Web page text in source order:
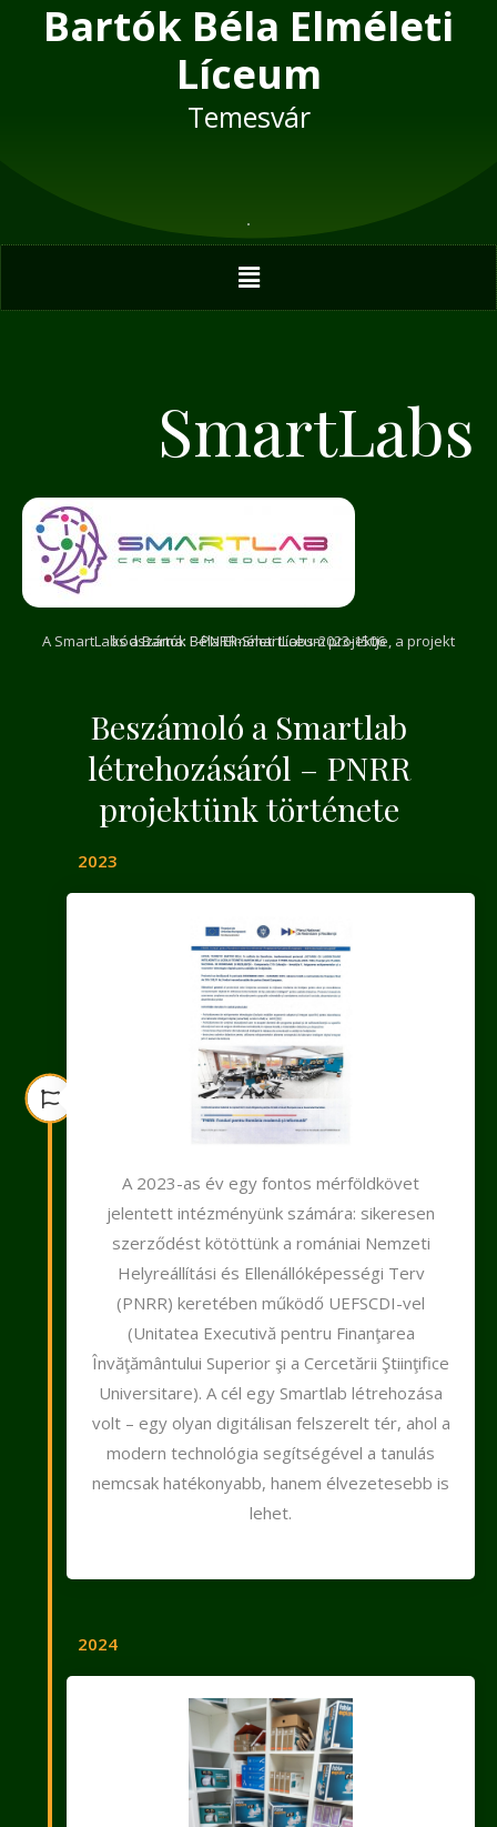
Bartók Béla Elméleti
Líceum
Temesvár
Menu
SmartLabs
A SmartLabs a Bartók Béla Elméleti Líceum projektje, a projekt kódszáma: F-PNRR-SmartLabs-2023-1506
Beszámoló a Smartlab
létrehozásáról – PNRR
projektünk története
2023
A 2023-as év egy fontos mérföldkövet
jelentett intézményünk számára: sikeresen
szerződést kötöttünk a romániai Nemzeti
Helyreállítási és Ellenállóképességi Terv
(PNRR) keretében működő UEFSCDI-vel
(Unitatea Executivă pentru Finanţarea
Învăţământului Superior şi a Cercetării Ştiinţifice
Universitare). A cél egy Smartlab létrehozása
volt – egy olyan digitálisan felszerelt tér, ahol a
modern technológia segítségével a tanulás
nemcsak hatékonyabb, hanem élvezetesebb is
lehet.
2024